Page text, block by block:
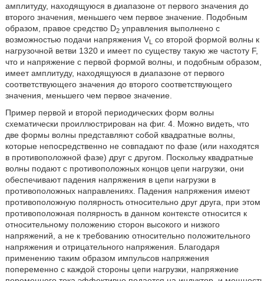
амплитуду, находящуюся в диапазоне от первого значения до
второго значения, меньшего чем первое значение. Подобным
образом, правое средство D2управления выполнено с
возможностью подачи напряжения VL
со второй формой волны к
нагрузочной ветви 1320 и имеет по существу такую же частоту F,
что и напряжение с первой формой волны, и подобным образом,
имеет амплитуду, находящуюся в диапазоне от первого
соответствующего значения до второго соответствующего
значения, меньшего чем первое значение.
Пример первой и второй периодических форм волны
схематически проиллюстрирован на фиг. 4. Можно видеть, что
две формы волны представляют собой квадратные волны,
которые непосредственно не совпадают по фазе (или находятся
в противоположной фазе) друг с другом. Поскольку квадратные
волны подают с противоположных концов цепи нагрузки, они
обеспечивают падения напряжения в цепи нагрузки в
противоположных направлениях. Падения напряжения имеют
противоположную полярность относительно друг друга, при этом
противоположная полярность в данном контексте относится к
относительному положению сторон высокого и низкого
напряжений, а не к требованию относительно положительного
напряжения и отрицательного напряжения. Благодаря
применению таким образом импульсов напряжения
попеременно с каждой стороны цепи нагрузки, напряжение